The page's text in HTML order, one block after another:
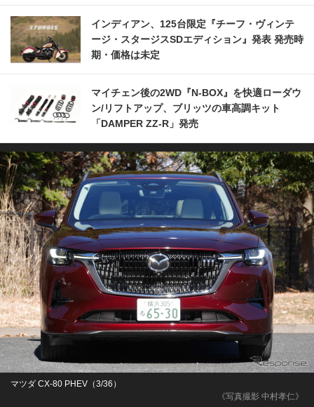
インディアン、125台限定『チーフ・ヴィンテ
ージ・スタージスSDエディション』発表 発売時
期・価格は未定
マイチェン後の2WD『N-BOX』を快適ローダウ
ン/リフトアップ、ブリッツの車高調キット
「DAMPER ZZ-R」発売
《写真撮影 中村孝仁》
マツダ CX-80 PHEV（3/36）